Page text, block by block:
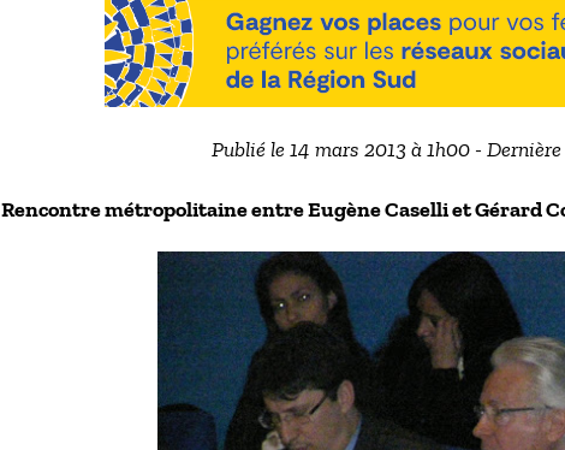
Publié le 14 mars 2013 à 1h00 -
Rencontre métropolitaine entre Eugène Caselli et Gérard